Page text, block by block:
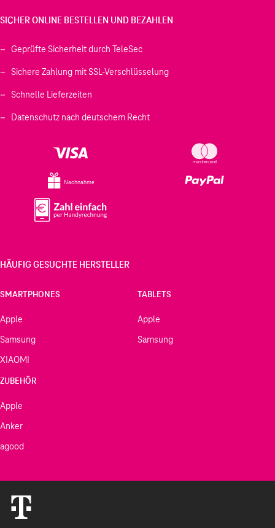
SICHER ONLINE BESTELLEN UND BEZAHLEN
Geprüfte Sicherheit durch TeleSec
Sichere Zahlung mit SSL-Verschlüsselung
Schnelle Lieferzeiten
Datenschutz nach deutschem Recht
Nachnahme
HÄUFIG GESUCHTE HERSTELLER
SMARTPHONES
Apple
Samsung
XIAOMI
TABLETS
Apple
Samsung
ZUBEHÖR
Apple
Anker
agood